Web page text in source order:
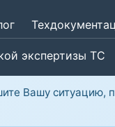
экспертизы ТС
Вашу ситуацию,